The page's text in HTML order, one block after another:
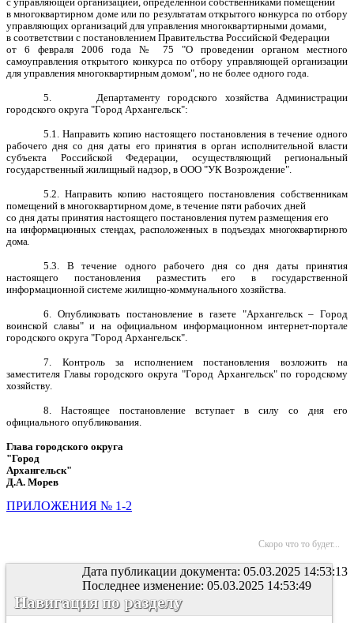
в многоквартирном доме или по результатам открытого конкурса по отбору
управляющих организаций для управления многоквартирными домами,
в соответствии с постановлением Правительства Российской Федерации
от 6 февраля 2006 года № 75 "О проведении органом местного
самоуправления открытого конкурса по отбору управляющей организации
для управления многоквартирным домом", но не более одного года.
5. Департаменту городского хозяйства Администрации
городского округа "Город Архангельск":
5.1. Направить копию настоящего постановления в течение одного
рабочего дня со дня даты его принятия в орган исполнительной власти
субъекта Российской Федерации, осуществляющий региональный
государственный жилищный надзор, в ООО "УК Возрождение".
5.2. Направить копию настоящего постановления собственникам
помещений в многоквартирном доме, в течение пяти рабочих дней
со дня даты принятия настоящего постановления путем размещения его
на информационных стендах, расположенных в подъездах многоквартирного
дома.
5.3. В течение одного рабочего дня со дня даты принятия
настоящего постановления разместить его в государственной
информационной системе жилищно-коммунального хозяйства.
6. Опубликовать постановление в газете "Архангельск – Город
воинской славы" и на официальном информационном интернет-портале
городского округа "Город Архангельск".
7. Контроль за исполнением постановления возложить на
заместителя Главы городского округа "Город Архангельск" по городскому
хозяйству.
8. Настоящее постановление вступает в силу со дня его
официального опубликования.
Глава городского округа
"Город
Архангельск"
Д.А. Морев
ПРИЛОЖЕНИЯ № 1-2
Скоро что то будет...
Дата публикации документа: 05.03.2025 14:53:13
Последнее изменение: 05.03.2025 14:53:49
Навигация по разделу